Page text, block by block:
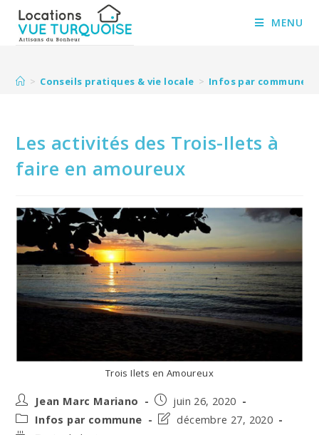
content
MENU
> Conseils pratiques & vie locale > Infos par commune
Les activités des Trois-Ilets à
faire en amoureux
Trois Ilets en Amoureux
Auteur/autrice
de
la
Jean Marc Mariano
Post
published:
juin 26, 2020
PostInfos par commune
Postdécembre 27, 2020